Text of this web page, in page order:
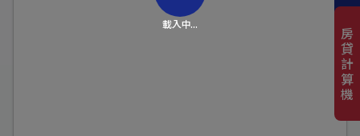
載入中... 房
貸
計
算
機